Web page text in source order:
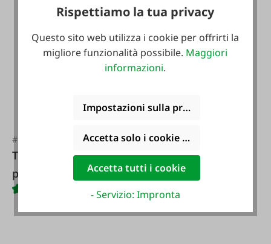
#FA29564
Tecnologia forestale
per piccoli
proprietari forestali
e agricoltori
#FA123367
Conversione
forestale: gestione
di foreste miste
sane
Rispettiamo la tua privacy
Questo sito web utilizza i cookie per offrirti la
migliore funzionalità possibile. Maggiori
informazioni.
Impostazioni sulla privacy
Accetta solo i cookie funzionali
Accetta tutti i cookie
- Servizio: Impronta